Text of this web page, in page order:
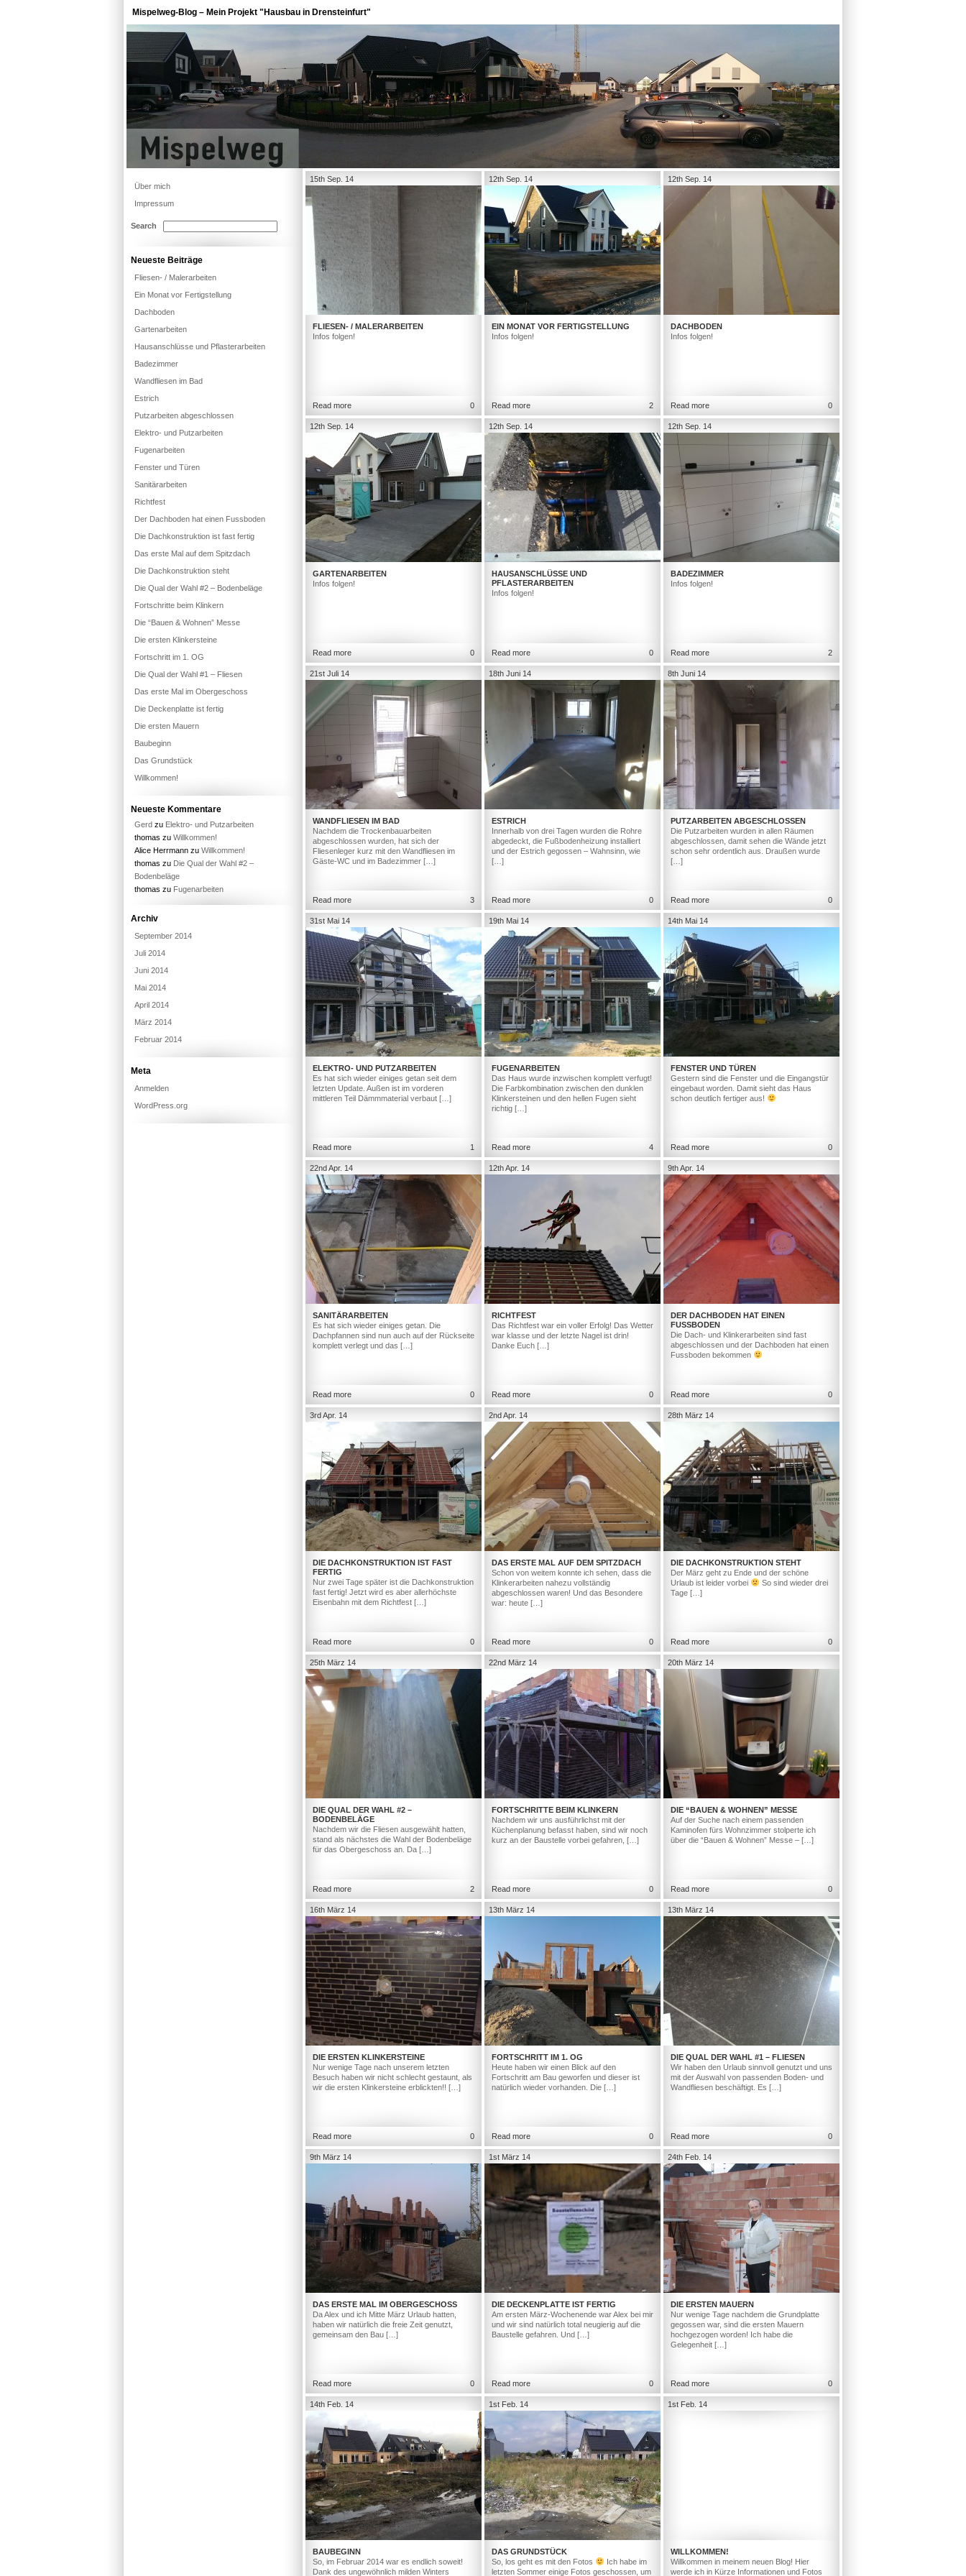
Mispelweg-Blog – Mein Projekt "Hausbau in Drensteinfurt"
15th Sep. 14
FLIESEN- / MALERARBEITEN
Infos folgen!
Read more 0
12th Sep. 14
EIN MONAT VOR FERTIGSTELLUNG
Infos folgen!
Read more 2
12th Sep. 14
DACHBODEN
Infos folgen!
Read more 0
12th Sep. 14
GARTENARBEITEN
Infos folgen!
Read more 0
12th Sep. 14
HAUSANSCHLÜSSE UND
PFLASTERARBEITEN
Infos folgen!
Read more 0
12th Sep. 14
BADEZIMMER
Infos folgen!
Read more 2
21st Juli 14
WANDFLIESEN IM BAD
Nachdem die Trockenbauarbeiten
abgeschlossen wurden, hat sich der
Fliesenleger kurz mit den Wandfliesen im
Gäste-WC und im Badezimmer […]
Read more 3
18th Juni 14
ESTRICH
Innerhalb von drei Tagen wurden die Rohre
abgedeckt, die Fußbodenheizung installiert
und der Estrich gegossen – Wahnsinn, wie
[…]
Read more 0
8th Juni 14
PUTZARBEITEN ABGESCHLOSSEN
Die Putzarbeiten wurden in allen Räumen
abgeschlossen, damit sehen die Wände jetzt
schon sehr ordentlich aus. Draußen wurde
[…]
Read more 0
31st Mai 14
ELEKTRO- UND PUTZARBEITEN
Es hat sich wieder einiges getan seit dem
letzten Update. Außen ist im vorderen
mittleren Teil Dämmmaterial verbaut […]
Read more 1
19th Mai 14
FUGENARBEITEN
Das Haus wurde inzwischen komplett verfugt!
Die Farbkombination zwischen den dunklen
Klinkersteinen und den hellen Fugen sieht
richtig […]
Read more 4
14th Mai 14
FENSTER UND TÜREN
Gestern sind die Fenster und die Eingangstür
eingebaut worden. Damit sieht das Haus
schon deutlich fertiger aus!
Read more 0
22nd Apr. 14
SANITÄRARBEITEN
Es hat sich wieder einiges getan. Die
Dachpfannen sind nun auch auf der Rückseite
komplett verlegt und das […]
Read more 0
12th Apr. 14
RICHTFEST
Das Richtfest war ein voller Erfolg! Das Wetter
war klasse und der letzte Nagel ist drin!
Danke Euch […]
Read more 0
9th Apr. 14
DER DACHBODEN HAT EINEN
FUSSBODEN
Die Dach- und Klinkerarbeiten sind fast
abgeschlossen und der Dachboden hat einen
Fussboden bekommen
Read more 0
3rd Apr. 14
DIE DACHKONSTRUKTION IST FAST
FERTIG
Nur zwei Tage später ist die Dachkonstruktion
fast fertig! Jetzt wird es aber allerhöchste
Eisenbahn mit dem Richtfest […]
Read more 0
2nd Apr. 14
DAS ERSTE MAL AUF DEM SPITZDACH
Schon von weitem konnte ich sehen, dass die
Klinkerarbeiten nahezu vollständig
abgeschlossen waren! Und das Besondere
war: heute […]
Read more 0
28th März 14
DIE DACHKONSTRUKTION STEHT
Der März geht zu Ende und der schöne
Urlaub ist leider vorbei
So sind wieder drei
Tage […]
Read more 0
25th März 14
DIE QUAL DER WAHL #2 –
BODENBELÄGE
Nachdem wir die Fliesen ausgewählt hatten,
stand als nächstes die Wahl der Bodenbeläge
für das Obergeschoss an. Da […]
Read more 2
22nd März 14
FORTSCHRITTE BEIM KLINKERN
Nachdem wir uns ausführlichst mit der
Küchenplanung befasst haben, sind wir noch
kurz an der Baustelle vorbei gefahren, […]
Read more 0
20th März 14
DIE “BAUEN & WOHNEN” MESSE
Auf der Suche nach einem passenden
Kaminofen fürs Wohnzimmer stolperte ich
über die “Bauen & Wohnen” Messe – […]
Read more 0
16th März 14
DIE ERSTEN KLINKERSTEINE
Nur wenige Tage nach unserem letzten
Besuch haben wir nicht schlecht gestaunt, als
wir die ersten Klinkersteine erblickten!! […]
Read more 0
13th März 14
FORTSCHRITT IM 1. OG
Heute haben wir einen Blick auf den
Fortschritt am Bau geworfen und dieser ist
natürlich wieder vorhanden. Die […]
Read more 0
13th März 14
DIE QUAL DER WAHL #1 – FLIESEN
Wir haben den Urlaub sinnvoll genutzt und uns
mit der Auswahl von passenden Boden- und
Wandfliesen beschäftigt. Es […]
Read more 0
9th März 14
DAS ERSTE MAL IM OBERGESCHOSS
Da Alex und ich Mitte März Urlaub hatten,
haben wir natürlich die freie Zeit genutzt,
gemeinsam den Bau […]
Read more 0
1st März 14
DIE DECKENPLATTE IST FERTIG
Am ersten März-Wochenende war Alex bei mir
und wir sind natürlich total neugierig auf die
Baustelle gefahren. Und […]
Read more 0
24th Feb. 14
DIE ERSTEN MAUERN
Nur wenige Tage nachdem die Grundplatte
gegossen war, sind die ersten Mauern
hochgezogen worden! Ich habe die
Gelegenheit […]
Read more 0
14th Feb. 14
BAUBEGINN
So, im Februar 2014 war es endlich soweit!
Dank des ungewöhnlich milden Winters
1st Feb. 14
DAS GRUNDSTÜCK
So, los geht es mit den Fotos
Ich habe im
letzten Sommer einige Fotos geschossen, um
1st Feb. 14
WILLKOMMEN!
Willkommen in meinem neuen Blog! Hier
werde ich in Kürze Informationen und Fotos
Über mich
Impressum
Search
Neueste Beiträge
Fliesen- / Malerarbeiten
Ein Monat vor Fertigstellung
Dachboden
Gartenarbeiten
Hausanschlüsse und Pflasterarbeiten
Badezimmer
Wandfliesen im Bad
Estrich
Putzarbeiten abgeschlossen
Elektro- und Putzarbeiten
Fugenarbeiten
Fenster und Türen
Sanitärarbeiten
Richtfest
Der Dachboden hat einen Fussboden
Die Dachkonstruktion ist fast fertig
Das erste Mal auf dem Spitzdach
Die Dachkonstruktion steht
Die Qual der Wahl #2 – Bodenbeläge
Fortschritte beim Klinkern
Die “Bauen & Wohnen” Messe
Die ersten Klinkersteine
Fortschritt im 1. OG
Die Qual der Wahl #1 – Fliesen
Das erste Mal im Obergeschoss
Die Deckenplatte ist fertig
Die ersten Mauern
Baubeginn
Das Grundstück
Willkommen!
Neueste Kommentare
Gerd zu Elektro- und Putzarbeiten
thomas zu Willkommen!
Alice Herrmann zu Willkommen!
thomas zu Die Qual der Wahl #2 –
Bodenbeläge
thomas zu Fugenarbeiten
Archiv
September 2014
Juli 2014
Juni 2014
Mai 2014
April 2014
März 2014
Februar 2014
Meta
Anmelden
WordPress.org